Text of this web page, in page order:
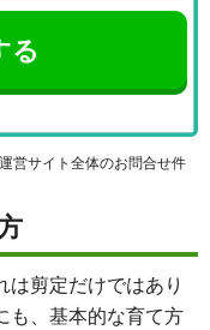
る
営サイト全体のお問合せ件
剪定だけではあり
も、基本的な育て方